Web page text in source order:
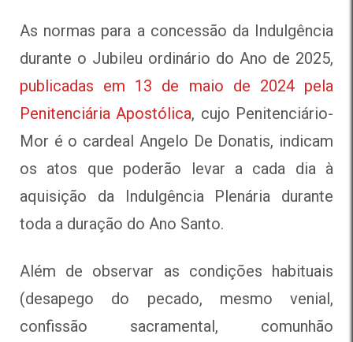
As normas para a concessão da Indulgência
durante o Jubileu ordinário do Ano de 2025,
publicadas em 13 de maio de 2024 pela
Penitenciária Apostólica, cujo Penitenciário-
Mor é o cardeal Angelo De Donatis, indicam
os atos que poderão levar a cada dia à
aquisição da Indulgência Plenária durante
toda a duração do Ano Santo.
Além de observar as condições habituais
(desapego do pecado, mesmo venial,
confissão sacramental, comunhão